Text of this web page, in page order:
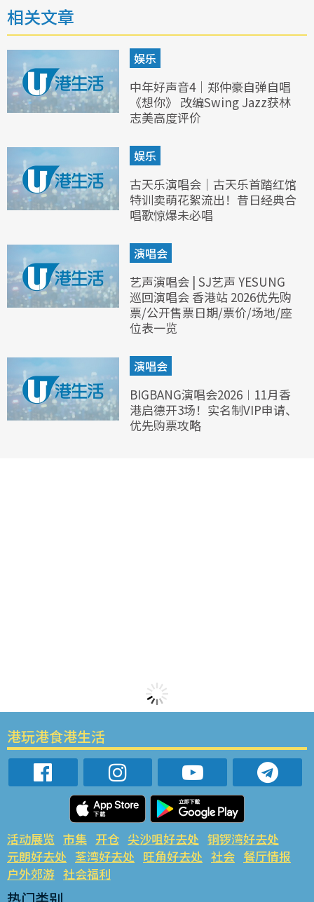
相关文章
娱乐
中年好声音4｜郑仲豪自弹自唱
《想你》 改编Swing Jazz获林
志美高度评价
娱乐
古天乐演唱会｜古天乐首踏红馆
特训卖萌花絮流出！昔日经典合
唱歌惊爆未必唱
演唱会
艺声演唱会 | SJ艺声 YESUNG
巡回演唱会 香港站 2026优先购
票/公开售票日期/票价/场地/座
位表一览
演唱会
BIGBANG演唱会2026︱11月香
港启德开3场！实名制VIP申请、
优先购票攻略
港玩港食港生活
活动展览 市集 开仓 尖沙咀好去处 铜锣湾好去处
元朗好去处 荃湾好去处 旺角好去处 社会 餐厅情报
户外郊游 社会福利